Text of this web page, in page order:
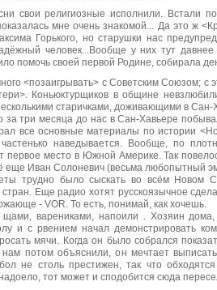
религиозные исполнили. Встали
мне очень знакомой... Да это ж
Горького, но старушки нас
человек...Вообще у них тут
помочь своей первой Родине, собирала
<позаигрывать> с Советским Союзом; с
Коньюктурщиков в общине
старичками, доживающими в Сан-
за три месяца до нас в Сан-Хавьере
все основные материалы по истории
наведывается. Вообще, по
первое место в Южной Америке. Так
Иван Солоневич (весьма любопытный
трудно было сыскать во всём Новом
Еще радио хотят русскоязычное
- VOR. То есть, понимай, как хочешь.
варениками, напоили . Хозяин дома,
и с рвением начал демонстрировать
мячи. Когда он было собрался
нам потом объяснили, он мечтает
не столь престижен, так что
тот может и сподобится сюда